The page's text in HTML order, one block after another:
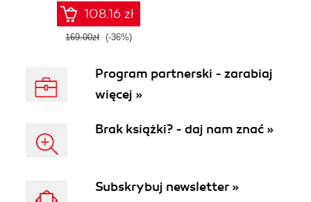
108.16 zł
169.00zł (-36%)
Program partnerski - zarabiaj
więcej »
Brak książki? - daj nam znać »
Subskrybuj newsletter »